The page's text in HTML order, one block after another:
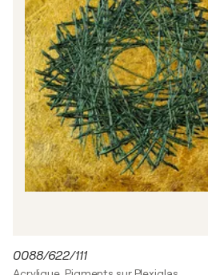
0088/622/111